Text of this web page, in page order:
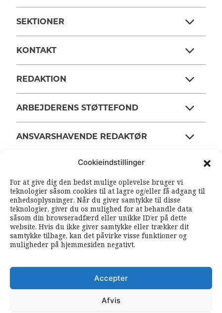
Cookieindstillinger
For at give dig den bedst mulige oplevelse bruger vi
teknologier såsom cookies til at lagre og/eller få adgang til
enhedsoplysninger. Når du giver samtykke til disse
teknologier, giver du os mulighed for at behandle data
såsom din browseradfærd eller unikke ID’er på dette
website. Hvis du ikke giver samtykke eller trækker dit
samtykke tilbage, kan det påvirke visse funktioner og
muligheder på hjemmesiden negativt.
Accepter
Afvis
SEKTIONER
KONTAKT
REDAKTION
ARBEJDERENS STØTTEFOND
ANSVARSHAVENDE REDAKTØR
SOUNDCLOUD RSS FEEDS
FØLG ARBEJDEREN